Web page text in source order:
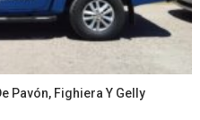
Pavón, Fighiera Y Gelly